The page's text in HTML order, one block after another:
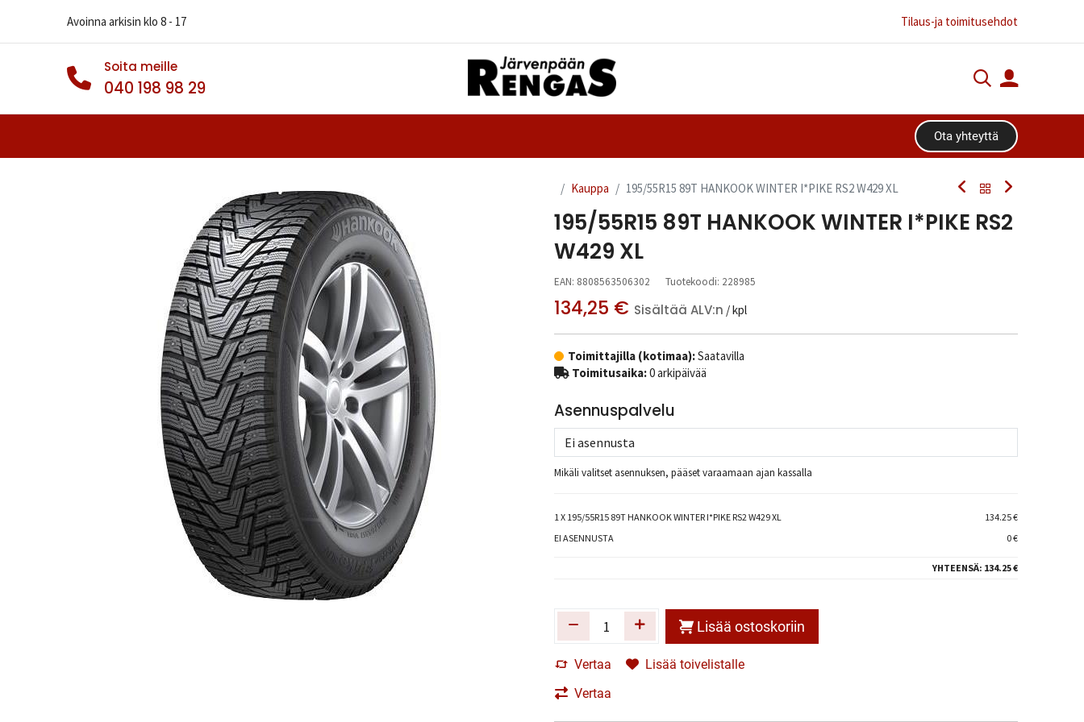
Avoinna arkisin klo 8 - 17 Tilaus-ja toimitusehdot
Soita meille
040 198 98 29
Ota yhteyttä​​​​
Kauppa 195/55R15 89T HANKOOK WINTER I*PIKE RS2 W429 XL
195/55R15 89T HANKOOK WINTER I*PIKE RS2
W429 XL
EAN: 8808563506302 Tuotekoodi: 228985
134,25 € Sisältää ALV:n / kpl
Toimittajilla (kotimaa):Saatavilla
Toimitusaika:0 arkipäivää
Asennuspalvelu
Mikäli valitset asennuksen, pääset varaamaan ajan kassalla
1X 195/55R15 89T HANKOOK WINTER I*PIKE RS2 W429 XL
134.25 €
EI ASENNUSTA
0 €
YHTEENSÄ: 134.25 €
Lisää ostoskoriin
Vertaa
Lisää toivelistalle
Vertaa